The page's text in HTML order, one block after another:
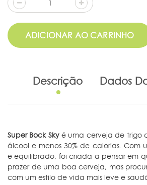
ADICIONAR AO CARRINHO
Descrição Dados
Super Bock Skyé uma cerveja de trigo
álcool e menos 30% de calorias. Com
e equilibrado, foi criada a pensar em
prazer de uma boa cerveja, mas
com um estilo de vida mais leve e